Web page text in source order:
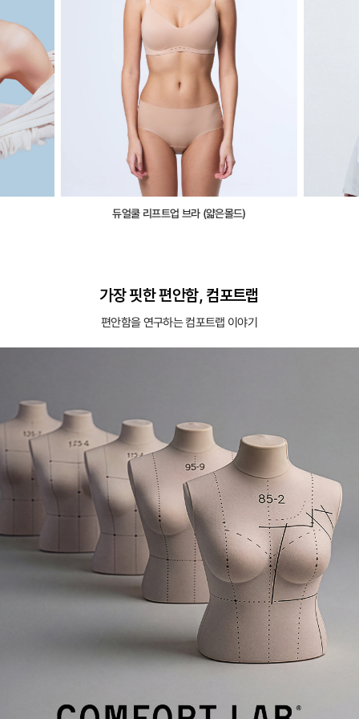
듀얼쿨 리프트업 브라 (얇은몰드)
가장 핏한 편안함, 컴포트랩
편안함을 연구하는 컴포트랩 이야기